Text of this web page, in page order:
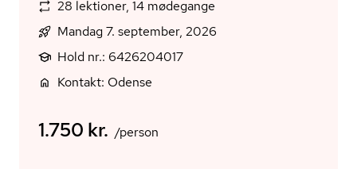
28 lektioner, 14 mødegange
Mandag 7. september, 2026
Hold nr.: 6426204017
Kontakt: Odense
1.750 kr. /person